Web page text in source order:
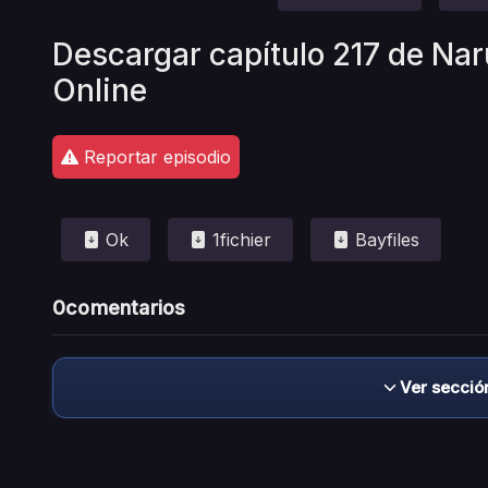
Descargar capítulo 217 de
Online
Reportar episodio
Ok 1fichier Bayfiles
0comentarios
Ver